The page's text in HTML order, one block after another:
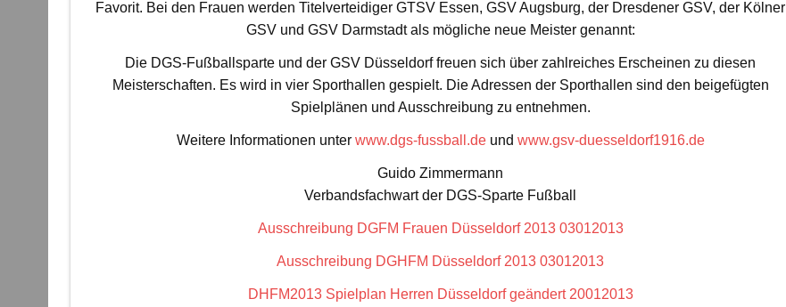
Favorit. Bei den Frauen werden Titelverteidiger GTSV Essen, GSV Augsburg, der Dresdener GSV, der Kölner
GSV und GSV Darmstadt als mögliche neue Meister genannt:
Die DGS-Fußballsparte und der GSV Düsseldorf freuen sich über zahlreiches Erscheinen zu diesen
Meisterschaften. Es wird in vier Sporthallen gespielt. Die Adressen der Sporthallen sind den beigefügten
Spielplänen und Ausschreibung zu entnehmen.
Weitere Informationen unter www.dgs-fussball.deund www.gsv-duesseldorf1916.de
Guido Zimmermann
Verbandsfachwart der DGS-Sparte Fußball
Ausschreibung DGFM Frauen Düsseldorf 2013 03012013
Ausschreibung DGHFM Düsseldorf 2013 03012013
DHFM2013 Spielplan Herren Düsseldorf geändert 20012013